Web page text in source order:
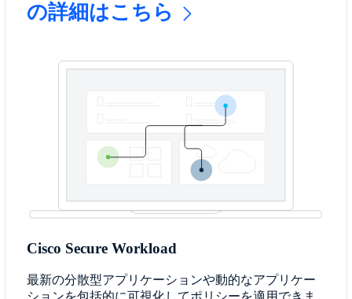
の詳細はこちら
Cisco Secure Workload
最新の分散型アプリケーションや動的なアプリケー
ションを包括的に可視化してポリシーを適用できま